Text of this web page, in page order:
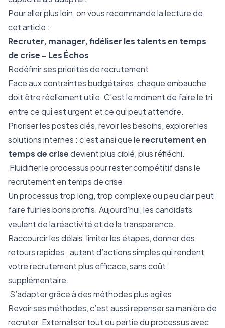
Pour aller plus loin, on vous recommande la lecture de
cet article :
Recruter, manager, fidéliser les talents en temps
de crise – Les Échos
Redéfinir ses priorités de recrutement
Face aux contraintes budgétaires, chaque embauche
doit être réellement utile. C’est le moment de faire le tri
entre ce qui est urgent et ce qui peut attendre.
Prioriser les postes clés, revoir les besoins, explorer les
solutions internes : c’est ainsi que le recrutement en
temps de crisedevient plus ciblé, plus réfléchi.
Fluidifier le processus pour rester compétitif dans le
recrutement en temps de crise
Un processus trop long, trop complexe ou peu clair peut
faire fuir les bons profils. Aujourd’hui, les candidats
veulent de la réactivité et de la transparence.
Raccourcir les délais, limiter les étapes, donner des
retours rapides : autant d’actions simples qui rendent
votre recrutement plus efficace, sans coût
supplémentaire.
S’adapter grâce à des méthodes plus agiles
Revoir ses méthodes, c’est aussi repenser sa manière de
recruter. Externaliser tout ou partie du processus avec